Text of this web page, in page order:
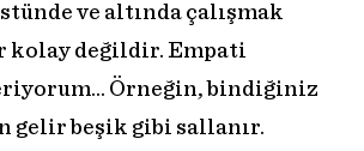
ve altında çalışmak
kolay değildir. Empati
Örneğin, bindiğiniz
gelir beşik gibi sallanır.